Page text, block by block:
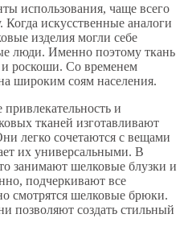
использования, чаще всего
искусственные аналоги
изделия могли себе
люди. Именно поэтому ткань
и роскоши. Со временем
широким соям населения.
и
тканей изготавливают
легко сочетаются с вещами
их универсальными. В
занимают шелковые блузки и
подчеркивают все
смотрятся шелковые брюки.
позволяют создать стильный